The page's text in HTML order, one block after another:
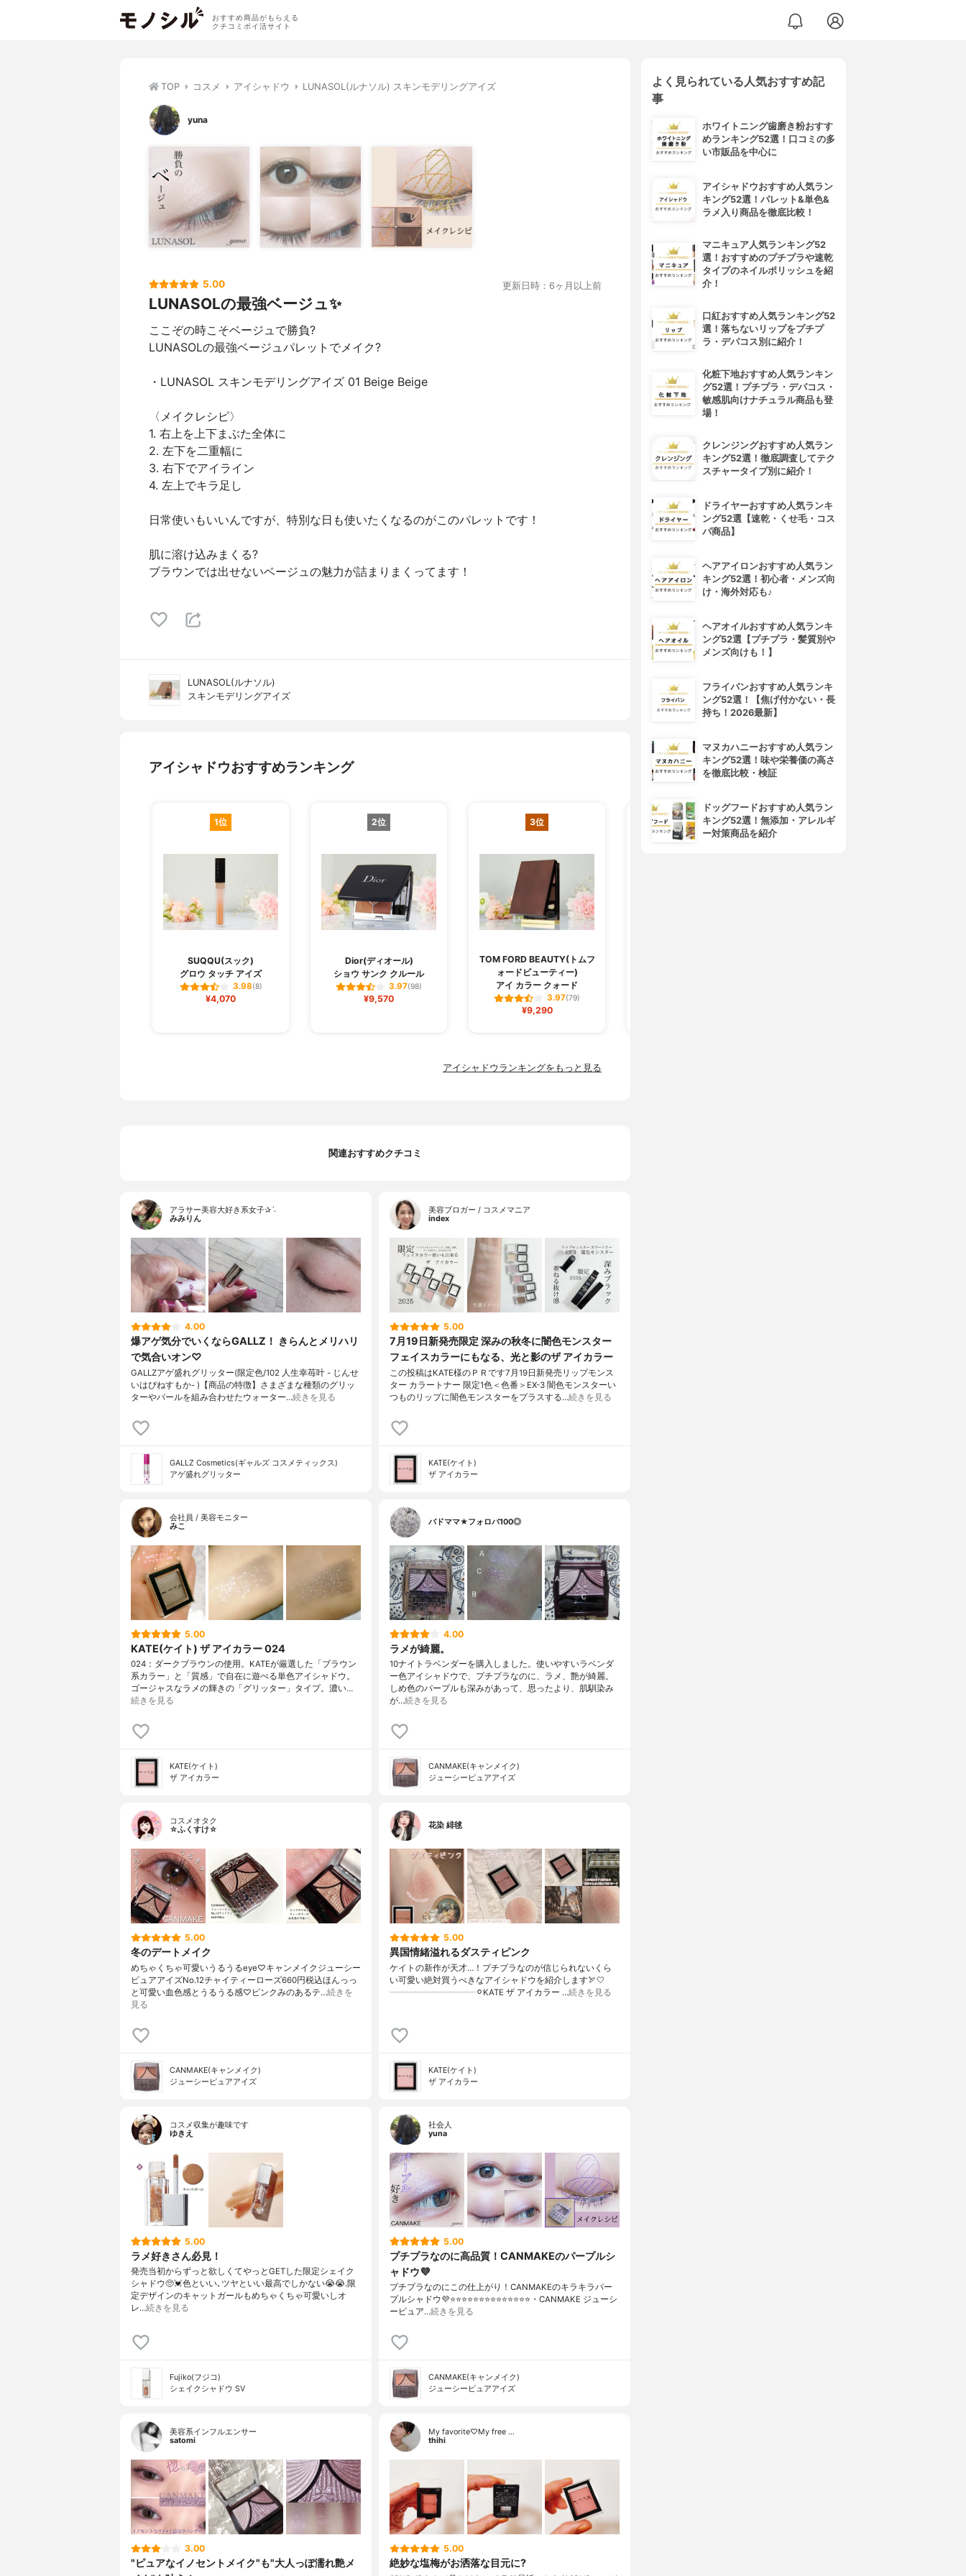
おすすめ商品がもらえる
クチコミポイ活サイト
TOP コスメ アイシャドウ LUNASOL(ルナソル) スキンモデリングアイズ
yuna
5.00 更新日時：6ヶ月以上前
LUNASOLの最強ベージュ✨
ここぞの時こそベージュで勝負?
LUNASOLの最強ベージュパレットでメイク?
・LUNASOL スキンモデリングアイズ 01 Beige Beige
〈メイクレシピ〉
1. 右上を上下まぶた全体に
2. 左下を二重幅に
3. 右下でアイライン
4. 左上でキラ足し
日常使いもいいんですが、特別な日も使いたくなるのがこのパレットです！
肌に溶け込みまくる?
ブラウンでは出せないベージュの魅力が詰まりまくってます！
LUNASOL(ルナソル)
スキンモデリングアイズ
アイシャドウおすすめランキング
1位
SUQQU(スック)
グロウ タッチ アイズ
3.98(8)
¥4,070
2位
Dior(ディオール)
ショウ サンク クルール
3.97(98)
¥9,570
3位
TOM FORD BEAUTY(トムフ
ォードビューティー)
アイ カラー クォード
3.97(79)
¥9,290
4位
アイシャドウランキングをもっと見る
関連おすすめクチコミ
アラサー美容大好き系女子✰ˊ˗
みみりん
4.00
爆アゲ気分でいくならGALLZ！ きらんとメリハリ
で気合いオン♡
GALLZアゲ盛れグリッター(限定色/102 人生幸苺叶 - じんせ
いはぴねすもか- )【商品の特徴】さまざまな種類のグリッ
ターやパールを組み合わせたウォーター…続きを見る
GALLZ Cosmetics(ギャルズ コスメティックス)
アゲ盛れグリッター
美容ブロガー / コスメマニア
index
5.00
7月19日新発売限定 深みの秋冬に闇色モンスター
フェイスカラーにもなる、光と影のザ アイカラー
この投稿はKATE様のＰＲです7月19日新発売リップモンス
ター カラートナー 限定1色＜色番＞EX-3 闇色モンスターい
つものリップに闇色モンスターをプラスする…続きを見る
KATE(ケイト)
ザ アイカラー
会社員 / 美容モニター
みこ
5.00
KATE(ケイト) ザ アイカラー 024
024：ダークブラウンの使用。KATEが厳選した「ブラウン
系カラー」と「質感」で自在に遊べる単色アイシャドウ。
ゴージャスなラメの輝きの「グリッター」タイプ。濃い…
続きを見る
KATE(ケイト)
ザ アイカラー
バドママ★フォロバ100◎
4.00
ラメが綺麗。
10ナイトラベンダーを購入しました。使いやすいラベンダ
ー色アイシャドウで、プチプラなのに、ラメ、艶が綺麗。
しめ色のパープルも深みがあって、思ったより、肌馴染み
が…続きを見る
CANMAKE(キャンメイク)
ジューシーピュアアイズ
コスメオタク
☆ふくすけ☆
5.00
冬のデートメイク
めちゃくちゃ可愛いうるうるeye♡キャンメイクジューシー
ピュアアイズNo.12チャイティーローズ660円税込ほんっっ
と可愛い血色感とうるうる感♡ピンクみのあるテ…続きを
見る
CANMAKE(キャンメイク)
ジューシーピュアアイズ
花染 緋毬
5.00
異国情緒溢れるダスティピンク
ケイトの新作が天才…！プチプラなのが信じられないくら
い可愛い絶対買うべきなアイシャドウを紹介します🏹🤍
┈┈┈┈┈┈┈┈┈┈⚪︎KATE ザ アイカラー …続きを見る
KATE(ケイト)
ザ アイカラー
コスメ収集が趣味です
ゆきえ
5.00
ラメ好きさん必見！
発売当初からずっと欲しくてやっとGETした限定シェイク
シャドウ🥺💓色といい､ツヤといい最高でしかない😭😭.限
定デザインのキャットガールもめちゃくちゃ可愛いしオ
レ…続きを見る
Fujiko(フジコ)
シェイクシャドウ SV
社会人
yuna
5.00
プチプラなのに高品質！CANMAKEのパープルシ
ャドウ💜
プチプラなのにこの仕上がり！CANMAKEのキラキラパー
プルシャドウ💜⭐️⭐️⭐️⭐️⭐️⭐️⭐️⭐️⭐️⭐️⭐️⭐️⭐️⭐️・CANMAKE ジューシ
ーピュア…続きを見る
CANMAKE(キャンメイク)
ジューシーピュアアイズ
美容系インフルエンサー
satomi
3.00
"ピュアなイノセントメイク"も"大人っぽ濡れ艶メ
My favorite♡My free …
thihi
5.00
絶妙な塩梅がお洒落な目元に?
よく見られている人気おすすめ記
事
ホワイトニング歯磨き粉おすす
めランキング52選！口コミの多
い市販品を中心に
アイシャドウおすすめ人気ラン
キング52選！パレット&単色&
ラメ入り商品を徹底比較！
マニキュア人気ランキング52
選！おすすめのプチプラや速乾
タイプのネイルポリッシュを紹
介！
口紅おすすめ人気ランキング52
選！落ちないリップをプチプ
ラ・デパコス別に紹介！
化粧下地おすすめ人気ランキン
グ52選！プチプラ・デパコス・
敏感肌向けナチュラル商品も登
場！
クレンジングおすすめ人気ラン
キング52選！徹底調査してテク
スチャータイプ別に紹介！
ドライヤーおすすめ人気ランキ
ング52選【速乾・くせ毛・コス
パ商品】
ヘアアイロンおすすめ人気ラン
キング52選！初心者・メンズ向
け・海外対応も♪
ヘアオイルおすすめ人気ランキ
ング52選【プチプラ・髪質別や
メンズ向けも！】
フライパンおすすめ人気ランキ
ング52選！【焦げ付かない・長
持ち！2026最新】
マヌカハニーおすすめ人気ラン
キング52選！味や栄養価の高さ
を徹底比較・検証
ドッグフードおすすめ人気ラン
キング52選！無添加・アレルギ
ー対策商品を紹介